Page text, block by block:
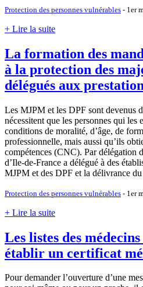
Protection des personnes vulnérables - 1er
+ Lire la suite
La formation des
à la protection des
délégués aux
Les MJPM et les DPF sont devenus
nécessitent que les personnes qui les
conditions de moralité, d’âge, de
professionnelle, mais aussi qu’ils
compétences (CNC). Par délégation
d’Ile-de-France a délégué à des
MJPM et des DPF et la délivrance
Protection des personnes vulnérables - 1er
+ Lire la suite
Les listes des
établir un certificat
Pour demander l’ouverture d’une